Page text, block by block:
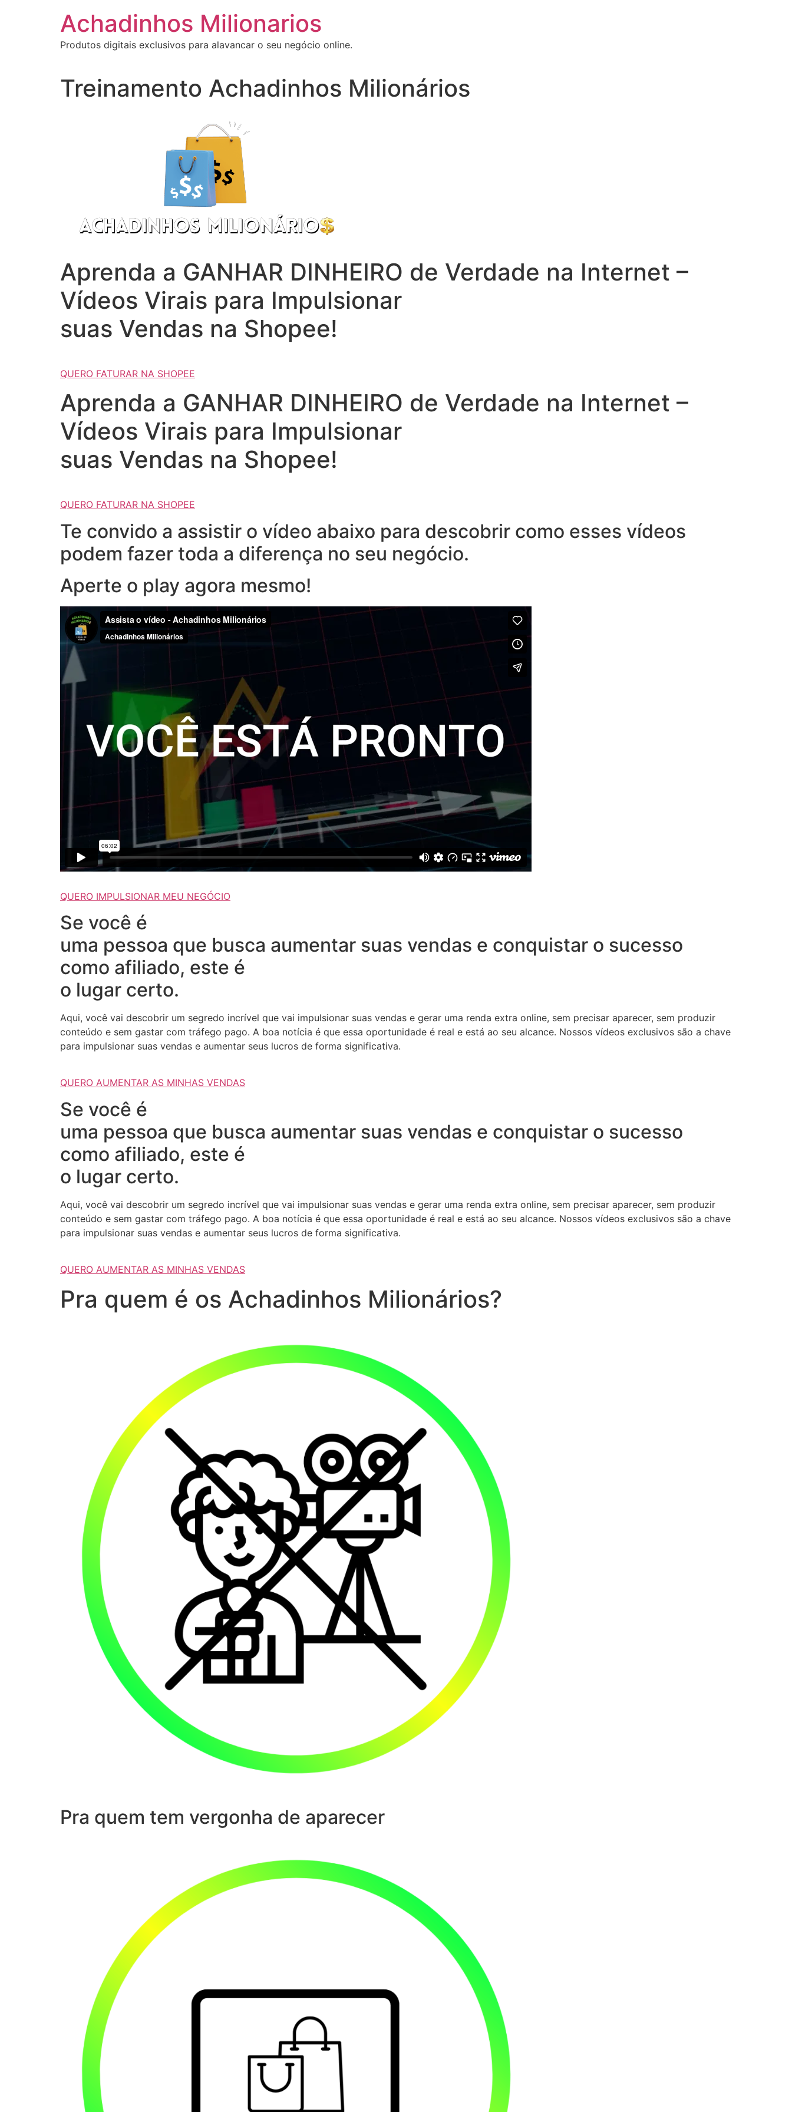
Achadinhos Milionarios
Produtos digitais exclusivos para alavancar o seu negócio online.
Treinamento Achadinhos Milionários
Aprenda a GANHAR DINHEIRO de Verdade na Internet –
Vídeos Virais para Impulsionar
suas Vendas na Shopee!
QUERO FATURAR NA SHOPEE
Aprenda a GANHAR DINHEIRO de Verdade na Internet –
Vídeos Virais para Impulsionar
suas Vendas na Shopee!
QUERO FATURAR NA SHOPEE
Te convido a assistir o vídeo abaixo para descobrir como esses vídeos
podem fazer toda a diferença no seu negócio.
Aperte o play agora mesmo!
QUERO IMPULSIONAR MEU NEGÓCIO
Se você é
uma pessoa que busca aumentar suas vendas e conquistar o sucesso
como afiliado, este é
o lugar certo.
Aqui, você vai descobrir um segredo incrível que vai impulsionar suas vendas e gerar uma renda extra online, sem precisar aparecer, sem produzir
conteúdo e sem gastar com tráfego pago. A boa notícia é que essa oportunidade é real e está ao seu alcance. Nossos vídeos exclusivos são a chave
para impulsionar suas vendas e aumentar seus lucros de forma significativa.
QUERO AUMENTAR AS MINHAS VENDAS
Se você é
uma pessoa que busca aumentar suas vendas e conquistar o sucesso
como afiliado, este é
o lugar certo.
Aqui, você vai descobrir um segredo incrível que vai impulsionar suas vendas e gerar uma renda extra online, sem precisar aparecer, sem produzir
conteúdo e sem gastar com tráfego pago. A boa notícia é que essa oportunidade é real e está ao seu alcance. Nossos vídeos exclusivos são a chave
para impulsionar suas vendas e aumentar seus lucros de forma significativa.
QUERO AUMENTAR AS MINHAS VENDAS
Pra quem é os Achadinhos Milionários?
Pra quem tem vergonha de aparecer